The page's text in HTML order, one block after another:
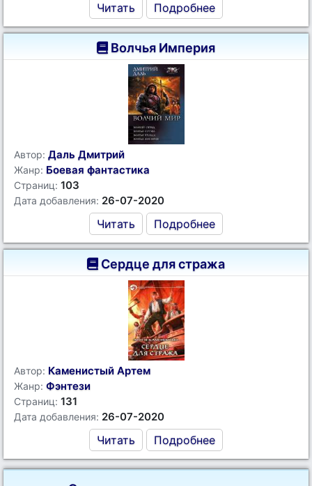
Читать Подробнее
Волчья Империя
Автор: Даль Дмитрий
Жанр: Боевая фантастика
Страниц: 103
Дата добавления: 26-07-2020
Читать Подробнее
Сердце для стража
Автор: Каменистый Артем
Жанр: Фэнтези
Страниц: 131
Дата добавления: 26-07-2020
Читать Подробнее